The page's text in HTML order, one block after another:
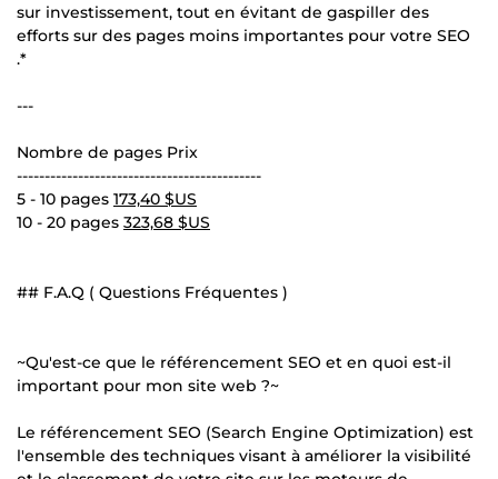
sur investissement, tout en évitant de gaspiller des
efforts sur des pages moins importantes pour votre SEO
.*
---
Nombre de pages Prix
--------------------------------------------
5 - 10 pages 173,40 $US
10 - 20 pages 323,68 $US
## F.A.Q ( Questions Fréquentes )
~Qu'est-ce que le référencement SEO et en quoi est-il
important pour mon site web ?~
Le référencement SEO (Search Engine Optimization) est
l'ensemble des techniques visant à améliorer la visibilité